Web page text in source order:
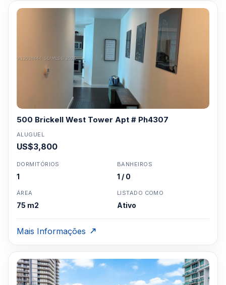
500 Brickell West Tower Apt # Ph4307
ALUGUEL
US$3,800
DORMITÓRIOS
1
BANHEIROS
1 / 0
ÁREA
75 m2
LISTADO COMO
Ativo
Mais Informações